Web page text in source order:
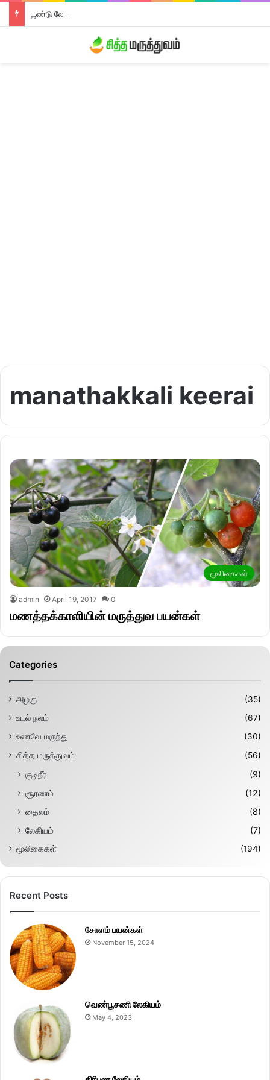
பூண்டு லேகியம்
manathakkali keerai
மூலிகைகள்
admin April 19, 2017 0
மணத்தக்காளியின் மருத்துவ பயன்கள்
Categories
அழகு
(35)
உடல் நலம்
(67)
உணவே மருந்து
(30)
சித்த மருத்துவம்
(56)
குடிநீர்
(9)
சூரணம்
(12)
தைலம்
(8)
லேகியம்
(7)
மூலிகைகள் (194)
Recent Posts
சோளம் பயன்கள்
November 15, 2024
வெண்பூசணி லேகியம்
May 4, 2023